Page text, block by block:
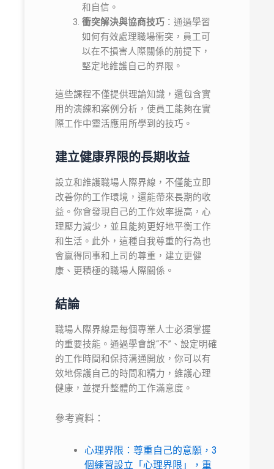
和自信。
衝突解決與協商技巧 ：通過學習
如何有效處理職場衝突，員工可
以在不損害人際關係的前提下，
堅定地維護自己的界限。
這些課程不僅提供理論知識，還包含實
用的演練和案例分析，使員工能夠在實
際工作中靈活應用所學到的技巧。
建立健康界限的長期收益
設立和維護職場人際界線，不僅能立即
改善你的工作環境，還能帶來長期的收
益。你會發現自己的工作效率提高，心
理壓力減少，並且能夠更好地平衡工作
和生活。此外，這種自我尊重的行為也
會贏得同事和上司的尊重，建立更健
康、更積極的職場人際關係。
結論
職場人際界線是每個專業人士必須掌握
的重要技能。通過學會說“不”、設定明確
的工作時間和保持溝通開放，你可以有
效地保護自己的時間和精力，維護心理
健康，並提升整體的工作滿意度。
參考資料：
心理界限：尊重自己的意願，3
個練習設立「心理界限」，重